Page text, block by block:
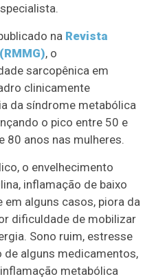
na Revista
, o
sarcopênica em
clinicamente
da síndrome metabólica
o pico entre 50 e
80 anos nas mulheres.
o envelhecimento
inflamação de baixo
alguns casos, piora da
dificuldade de mobilizar
Sono ruim, estresse
alguns medicamentos,
metabólica